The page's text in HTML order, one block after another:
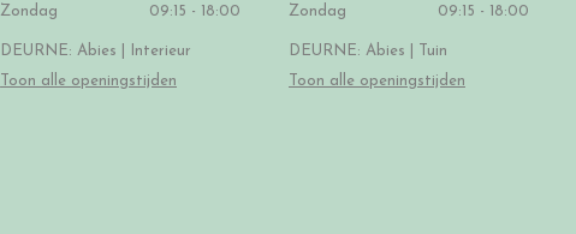
Zondag
09:15 - 18:00
DEURNE: Abies | Interieur
Toon alle openingstijden
Zondag
09:15 - 18:00
DEURNE: Abies | Tuin
Toon alle openingstijden